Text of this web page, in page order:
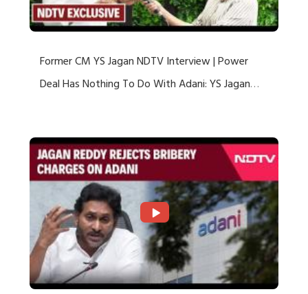
Former CM YS Jagan NDTV Interview | Power
Deal Has Nothing To Do With Adani: YS Jagan